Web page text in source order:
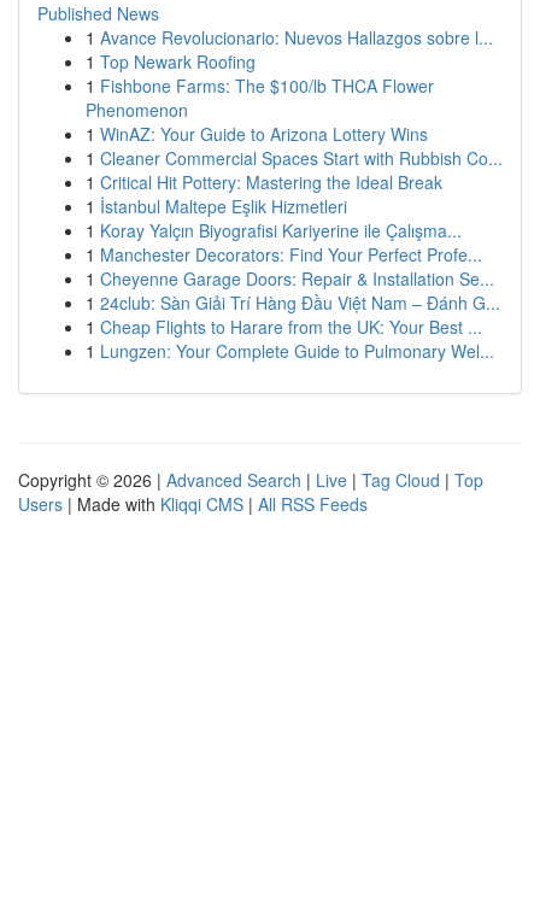
Published News
1 Avance Revolucionario: Nuevos Hallazgos sobre l...
1 Top Newark Roofing
1 Fishbone Farms: The $100/lb THCA Flower
Phenomenon
1 WinAZ: Your Guide to Arizona Lottery Wins
1 Cleaner Commercial Spaces Start with Rubbish Co...
1 Critical Hit Pottery: Mastering the Ideal Break
1 İstanbul Maltepe Eşlik Hizmetleri
1 Koray Yalçın Biyografisi Kariyerine ile Çalışma...
1 Manchester Decorators: Find Your Perfect Profe...
1 Cheyenne Garage Doors: Repair & Installation Se...
1 24club: Sàn Giải Trí Hàng Đầu Việt Nam – Đánh G...
1 Cheap Flights to Harare from the UK: Your Best ...
1 Lungzen: Your Complete Guide to Pulmonary Wel...
Copyright © 2026 | Advanced Search | Live | Tag Cloud | Top
Users | Made with Kliqqi CMS | All RSS Feeds